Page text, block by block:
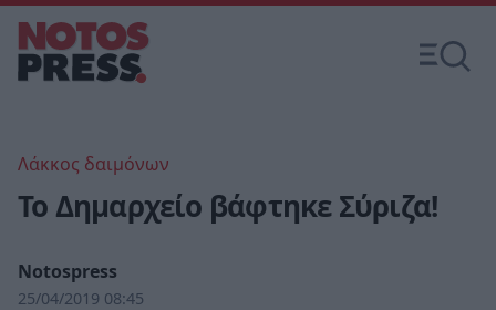
Λάκκος δαιμόνων
Το Δημαρχείο βάφτηκε Σύριζα!
Notospress
25/04/2019 08:45